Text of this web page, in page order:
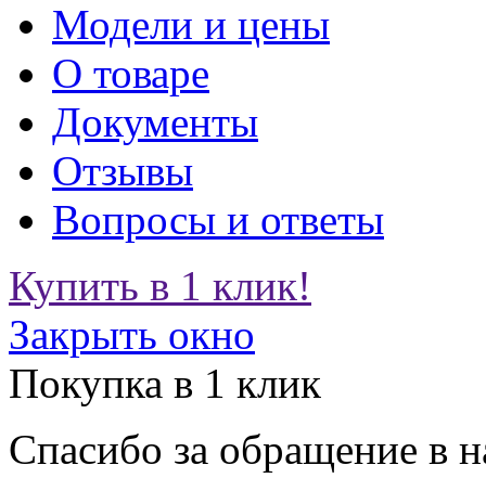
Модели и цены
О товаре
Документы
Отзывы
Вопросы и ответы
Купить в 1 клик!
Закрыть окно
Покупка в 1 клик
Спасибо за обращение в